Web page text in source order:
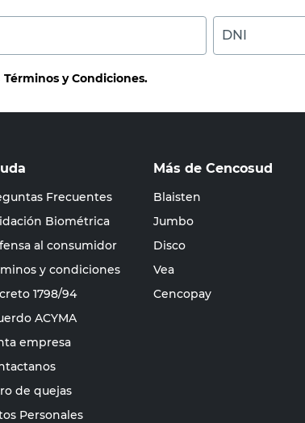
DNI
Términos y Condiciones.
Frecuentes
Biométrica
al consumidor
y condiciones
1798/94
ACYMA
empresa
de quejas
Personales
Más de Cencosud
Blaisten
Jumbo
Disco
Vea
Cencopay